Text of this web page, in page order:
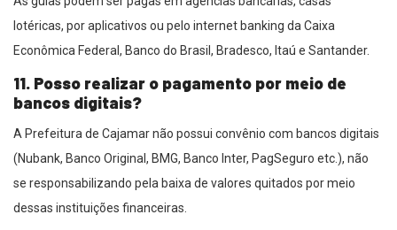
lotéricas, por aplicativos ou pelo internet banking da Caixa
Econômica Federal, Banco do Brasil, Bradesco, Itaú e Santander.
11. Posso realizar o pagamento por meio de
bancos digitais?
A Prefeitura de Cajamar não possui convênio com bancos digitais
(Nubank, Banco Original, BMG, Banco Inter, PagSeguro etc.), não
se responsabilizando pela baixa de valores quitados por meio
dessas instituições financeiras.